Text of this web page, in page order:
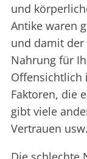
und
Antike waren
und damit der
Nahrung für
Offensichtlich
Faktoren, die
gibt viele
Vertrauen